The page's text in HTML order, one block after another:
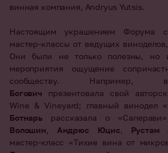
винная компания, Andryus Yutsis.
Настоящим украшением Форума
мастер-классы от ведущих
Они были не только полезны, но
мероприятия ощущение
сообществу. Например,
Богович презентовала свой
Wine & Vineyard; главный винодел
Ботнарь рассказала о
Волошин
Андрюс Юцис Рустам
мастер-класс «Тихие вина от